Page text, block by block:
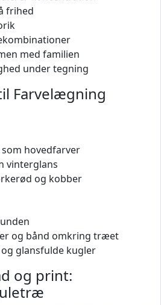
frihed
med familien
under tegning
Farvelægning
hovedfarver
vinterglans
og kobber
og bånd omkring træet
glansfulde kugler
og print: